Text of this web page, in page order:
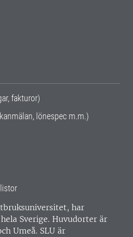
fakturor)
lönespec m.m.)
har
Sverige. Huvudorter är
Umeå. SLU är